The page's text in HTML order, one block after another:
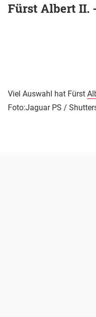
Fürst Albert II.
Viel Auswahl hat Fürst
Foto:Jaguar PS /